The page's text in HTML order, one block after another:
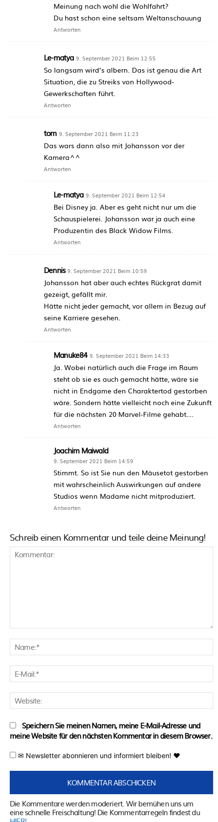
Meinung nach wohl die Wohlfahrt?
Du hast schon eine seltsam Weltanschauung
Antworten
Le-matya 9. September 2021 Beim 12:55
So langsam wird’s albern. Das ist genau die Art
Situation, die zu Streiks von Hollywood-
Gewerkschaften führt.
Antworten
tom 9. September 2021 Beim 11:23
Das wars dann also mit Johansson vor der
Kamera^^
Antworten
Le-matya 9. September 2021 Beim 12:54
Bei Disney ja. Aber es geht nicht nur um die
Schauspielerei. Johansson war ja auch eine
Produzentin des Black Widow Films.
Antworten
Dennis 9. September 2021 Beim 10:59
Johansson hat aber auch echtes Rückgrat damit
gezeigt, gefällt mir.
Hätte nicht jeder gemacht, vor allem in Bezug auf
seine Karriere gesehen.
Antworten
Manuke84 9. September 2021 Beim 14:33
Ja. Wobei natürlich auch die Frage im Raum
steht ob sie es auch gemacht hätte, wäre sie
nicht in Endgame den Charaktertod gestorben
wäre. Sondern hätte vielleicht noch eine Zukunft
für die nächsten 20 Marvel-Filme gehabt….
Antworten
Joachim Maiwald
9. September 2021 Beim 14:59
Stimmt. So ist Sie nun den Mäusetot gestorben
mit wahrscheinlich Auswirkungen auf andere
Studios wenn Madame nicht mitproduziert.
Antworten
Schreib einen Kommentar und teile deine Meinung!
Speichern Sie meinen Namen, meine E-Mail-Adresse und
meine Website für den nächsten Kommentar in diesem Browser.
✉ Newsletter abonnieren und informiert bleiben! ♥
Die Kommentare werden moderiert. Wir bemühen uns um
eine schnelle Freischaltung! Die Kommentarregeln findest du